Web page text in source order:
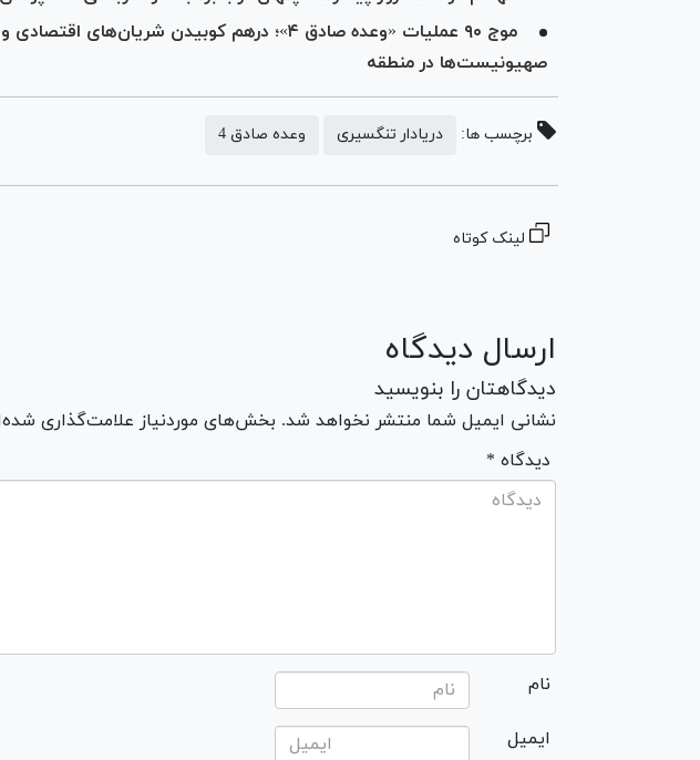
موج ۹۰ عملیات «وعده صادق ۴»؛ درهم کوبیدن شریان‌های
صهیونیست‌ها در منطقه
برچسب ها: دریادار تنگسیری وعده صادق 4
لینک کوتاه
ارسال دیدگاه
دیدگاهتان را بنویسید
نشانی ایمیل شما منتشر نخواهد شد. بخش‌های موردنیاز علامت‌گذاری
* دیدگاه
نام
ایمیل